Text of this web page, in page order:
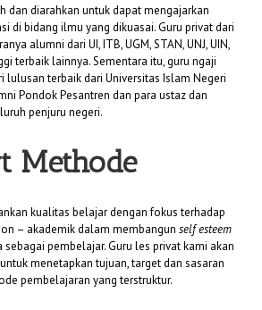
dan diarahkan untuk dapat mengajarkan
di bidang ilmu yang dikuasai. Guru privat dari
alumni dari UI, ITB, UGM, STAN, UNJ, UIN,
terbaik lainnya. Sementara itu, guru ngaji
lulusan terbaik dari Universitas Islam Negeri
Pondok Pesantren dan para ustaz dan
penjuru negeri.
Methode
kualitas belajar dengan fokus terhadap
– akademik dalam membangun self esteem
pembelajar. Guru les privat kami akan
menetapkan tujuan, target dan sasaran
pembelajaran yang terstruktur.